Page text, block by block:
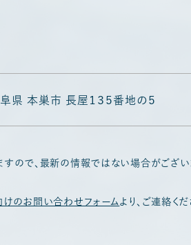
県 本巣市 長屋１３５番地の５
ので、最新の情報ではない場合がござい
のお問い合わせフォーム より、ご連絡く